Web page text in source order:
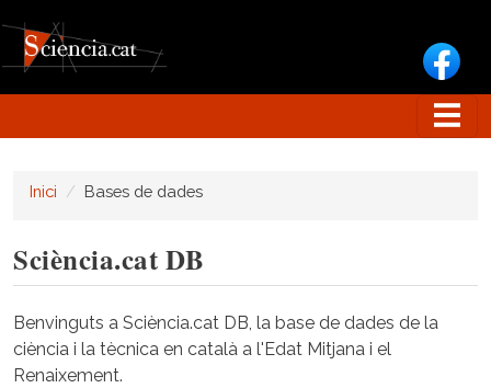
Inici Bases de dades
Sciència.cat DB
Benvinguts a Sciència.cat DB, la base de dades de la
ciència i la tècnica en català a l'Edat Mitjana i el
Renaixement.